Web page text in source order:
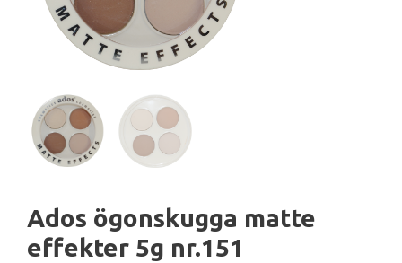
Ados ögonskugga matte
effekter 5g nr.151